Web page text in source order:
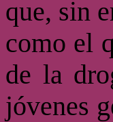
que, sin
como el
de la
jóvenes